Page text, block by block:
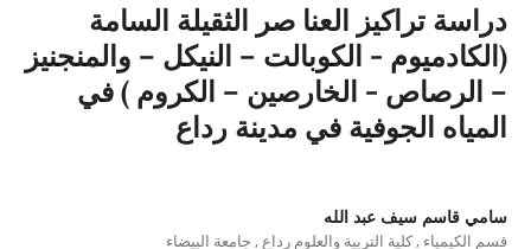
دراسة تراكيز العنا صر الثقيلة السامة
(الكادميوم - الكوبالت – النيكل – والمنجنيز
– الرصاص - الخارصين – الكروم ) في
المياه الجوفية في مدينة رداع
سامي قاسم سيف عبد الله
قسم الكيمياء , كلية التربية والعلوم رداع , جامعة البيضاء